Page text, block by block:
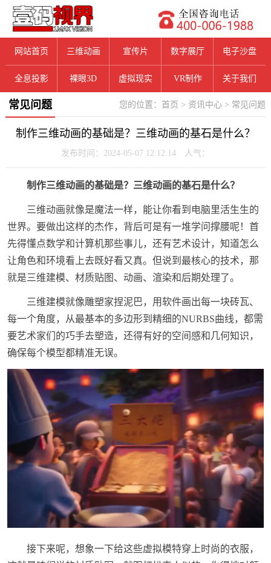
网站首页 三维动画 宣传片 数字展厅 电子沙盘
全息投影 裸眼3D 虚拟现实 VR制作 关于我们
您的位置： 首页 > 资讯中心 > 常见问题
常见问题
制作三维动画的基础是？三维动画的基石是什么？
发布时间：2024-05-07 12:12:14 人气：
制作三维动画的基础是？三维动画的基石是什么？
三维动画就像是魔法一样，能让你看到电脑里活生生的
世界。要做出这样的杰作，背后可是有一堆学问撑腰呢！首
先得懂点数学和计算机那些事儿，还有艺术设计，知道怎么
让角色和环境看上去既好看又真。但说到最核心的技术，那
就是三维建模、材质贴图、动画、渲染和后期处理了。
三维建模就像雕塑家捏泥巴，用软件画出每一块砖瓦、
每一个角度，从最基本的多边形到精细的NURBS曲线，都需
要艺术家们的巧手去塑造，还得有好的空间感和几何知识，
确保每个模型都精准无误。
接下来呢，想象一下给这些虚拟模特穿上时尚的衣服，